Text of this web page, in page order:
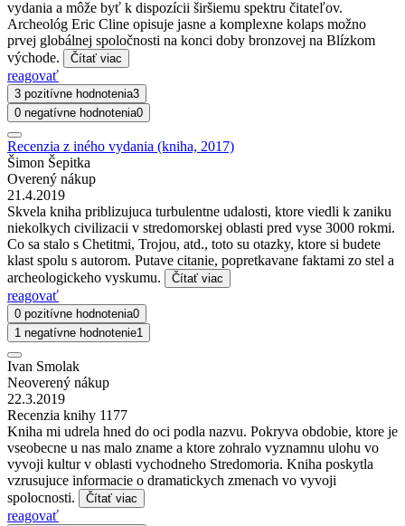
vydania a môže byť k dispozícii širšiemu spektru čitateľov.
Archeológ Eric Cline opisuje jasne a komplexne kolaps možno
prvej globálnej spoločnosti na konci doby bronzovej na Blízkom
východe.
Čítať viac
reagovať
3 pozitívne hodnotenia3
0 negatívne hodnotenia0
Recenzia z iného vydania (kniha, 2017)
Šimon Šepitka
Overený nákup
21.4.2019
Skvela kniha priblizujuca turbulentne udalosti, ktore viedli k zaniku
niekolkych civilizacii v stredomorskej oblasti pred vyse 3000 rokmi.
Co sa stalo s Chetitmi, Trojou, atd., toto su otazky, ktore si budete
klast spolu s autorom. Putave citanie, popretkavane faktami zo stel a
archeologickeho vyskumu.
Čítať viac
reagovať
0 pozitívne hodnotenia0
1 negatívne hodnotenie1
Ivan Smolak
Neoverený nákup
22.3.2019
Recenzia knihy 1177
Kniha mi udrela hned do oci podla nazvu. Pokryva obdobie, ktore je
vseobecne u nas malo zname a ktore zohralo vyznamnu ulohu vo
vyvoji kultur v oblasti vychodneho Stredomoria. Kniha poskytla
vzrusujuce informacie o dramatickych zmenach vo vyvoji
spolocnosti.
Čítať viac
reagovať